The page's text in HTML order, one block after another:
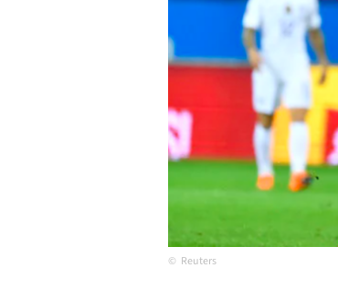
Reuters